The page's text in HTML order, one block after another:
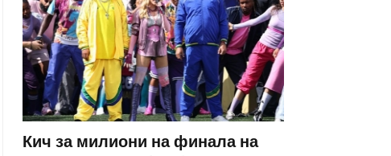
Кич за милиони на финала на